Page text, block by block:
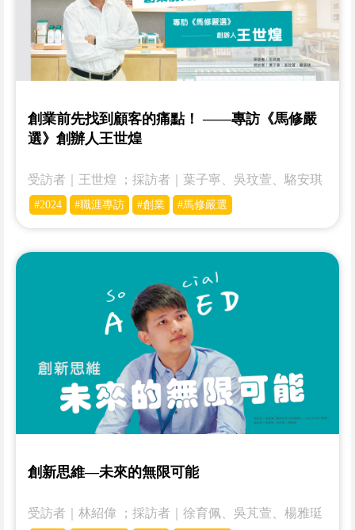
創業前先找到顧客的痛點！ ——專訪《馬修嚴
選》創辦人王世煌
受訪者｜王世煌 ；採訪者｜葉子寧、吳玟萱、駱安琪
#2024 #職涯專訪 #創業 #馬修嚴選
創新思維—未來的無限可能
受訪者｜林紹偉 ；採訪者｜徐育佩、吳芃萱、楊雅珽